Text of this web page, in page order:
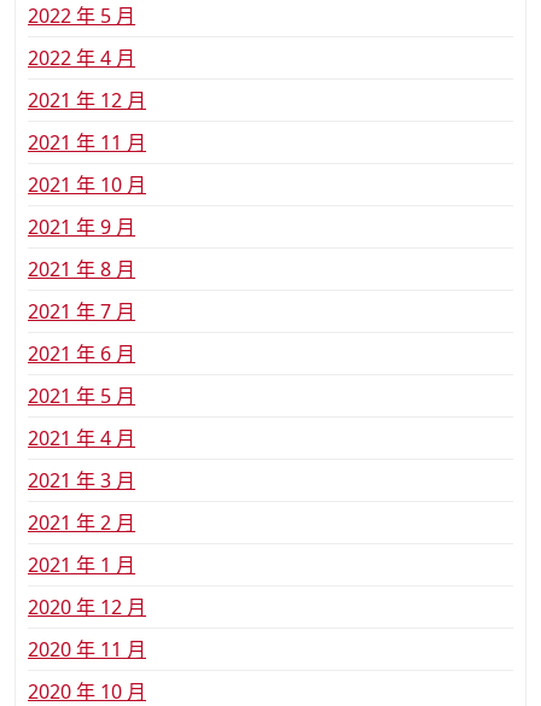
2022 年 5 月
2022 年 4 月
2021 年 12 月
2021 年 11 月
2021 年 10 月
2021 年 9 月
2021 年 8 月
2021 年 7 月
2021 年 6 月
2021 年 5 月
2021 年 4 月
2021 年 3 月
2021 年 2 月
2021 年 1 月
2020 年 12 月
2020 年 11 月
2020 年 10 月